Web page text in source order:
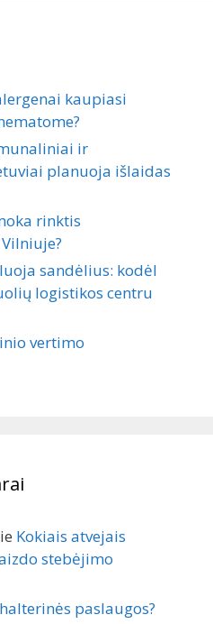
kaupiasi
ir
planuoja išlaidas
rinktis
sandėlius: kodėl
logistikos centru
vertimo
Kokiais atvejais
stebėjimo
paslaugos?